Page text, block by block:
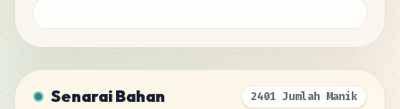
Senarai Bahan 2401 Jumlah Manik